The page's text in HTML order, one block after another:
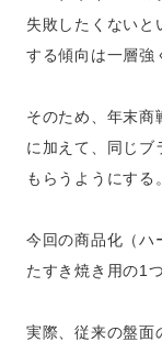
失敗したくないと
する傾向は一層強
そのため、年末商
に加えて、同じブ
もらうようにする。
今回の商品化（ハ
たすき焼き用の1
実際、従来の盤面